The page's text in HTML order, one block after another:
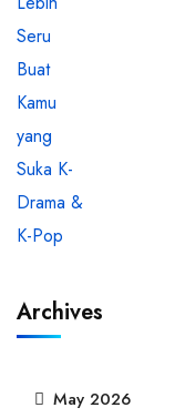
Archives
May 2026